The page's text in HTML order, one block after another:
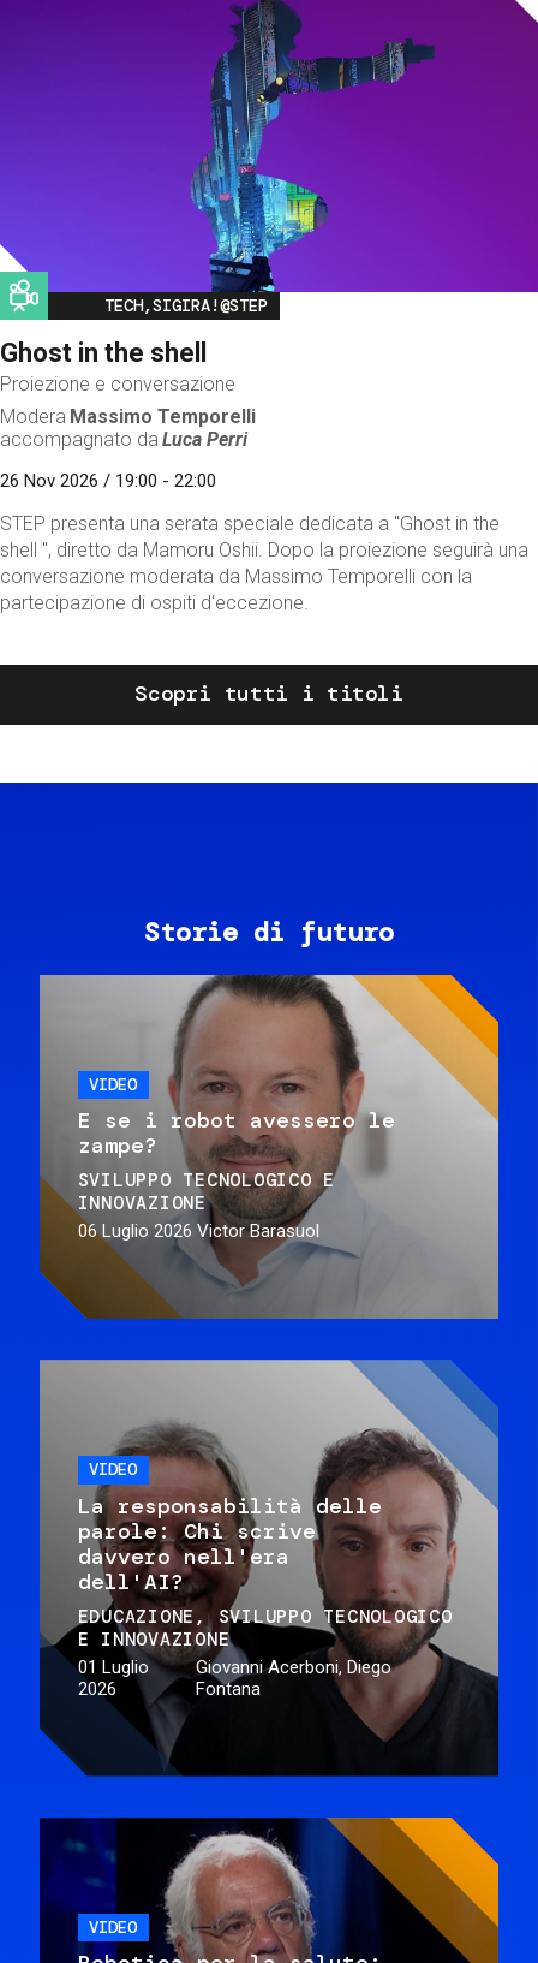
Image
TECH,SIGIRA!@STEP
Ghost in the shell
Proiezione e conversazione
Modera Massimo Temporelli
accompagnato da Luca Perri
26 Nov 2026 / 19:00 - 22:00
STEP presenta una serata speciale dedicata a "Ghost in the
shell ", diretto da Mamoru Oshii. Dopo la proiezione seguirà una
conversazione moderata da Massimo Temporelli con la
partecipazione di ospiti d'eccezione.
Scopri tutti i titoli
Storie di futuro
VIDEO
E se i robot avessero le
zampe?
SVILUPPO TECNOLOGICO E
INNOVAZIONE
06 Luglio 2026 Victor Barasuol
VIDEO
La responsabilità delle
parole: Chi scrive
davvero nell'era
dell'AI?
EDUCAZIONE
SVILUPPO TECNOLOGICO
E INNOVAZIONE
01 Luglio
2026
Giovanni Acerboni, Diego
Fontana
VIDEO